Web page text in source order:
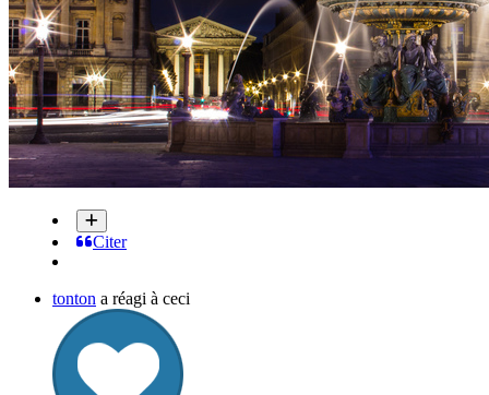
Citer
tonton a réagi à ceci